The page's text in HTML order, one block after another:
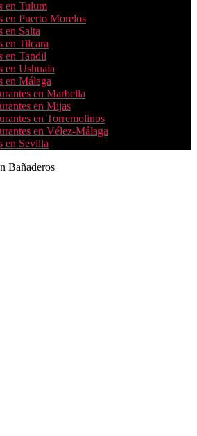
en Tulum
en Puerto Morelos
en Salta
en Tilcara
en Tandil
en Ushuaia
en Málaga
en Marbella
en Mijas
en Torremolinos
en Vélez-Málaga
en Sevilla
Bañaderos